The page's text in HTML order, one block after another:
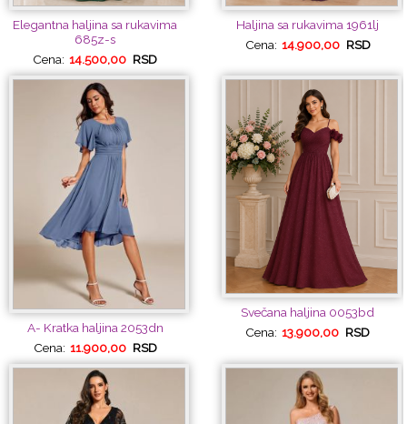
Elegantna haljina sa rukavima
685z-s
Cena: 14.500,00 RSD
Haljina sa rukavima 1961lj
Cena: 14.900,00 RSD
A- Kratka haljina 2053dn
Cena: 11.900,00 RSD
Svečana haljina 0053bd
Cena: 13.900,00 RSD